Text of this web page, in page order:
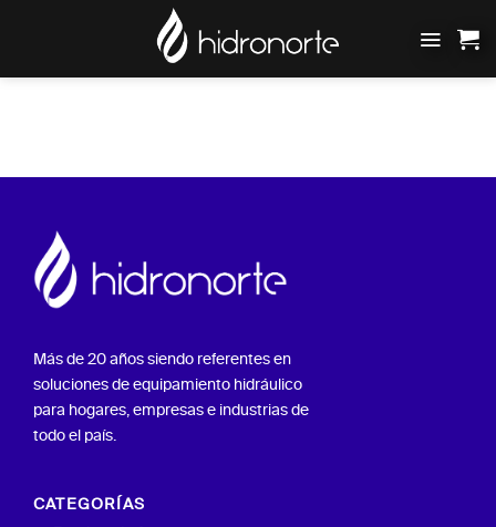
Más de 20 años siendo referentes en
soluciones de equipamiento hidráulico
para hogares, empresas e industrias de
todo el país.
CATEGORÍAS